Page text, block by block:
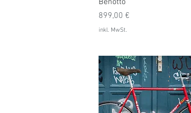
Benotto
Preis
899,00 €
inkl. MwSt.